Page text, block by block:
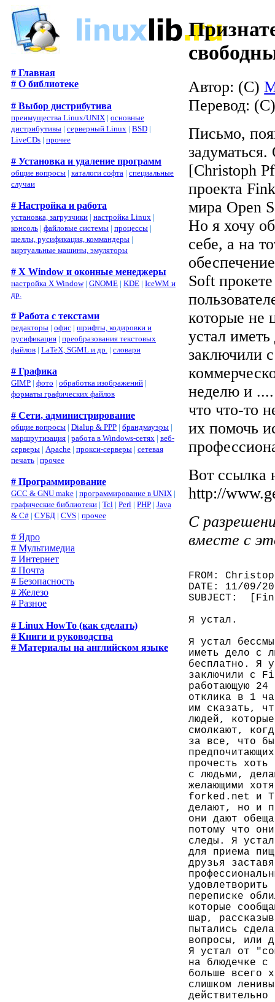
# Главная
# О библиотеке
# Выбор дистрибутива
преимущества Linux/UNIX | основные
дистрибутивы | серверный Linux | BSD |
LiveCDs | прочее
# Установка и удаление программ
общие вопросы | каталоги софта | специальные
случаи
# Настройка и работа
установка, загрузчики | настройка Linux |
консоль | файловые системы | процессы |
шеллы, русификация, коммандеры |
виртуальные машины, эмуляторы
# X Window и оконные менеджеры
настройка X Window| GNOME | KDE | IceWM и
др.
# Работа с текстами
редакторы | офис | шрифты, кодировки и
русификация | преобразования текстовых
файлов | LaTeX, SGML и др. | словари
# Графика
GIMP | фото | обработка изображений |
форматы графических файлов
# Сети, администрирование
общие вопросы | Dialup & PPP | брандмауэры |
маршрутизация | работа в Windows-сетях | веб-
серверы | Apache | прокси-серверы | сетевая
печать | прочее
# Программирование
GCC & GNU make | программирование в UNIX |
графические библиотеки | Tcl | Perl | PHP | Java
& C# | СУБД | CVS | прочее
# Ядро
# Мультимедиа
# Интернет
# Почта
# Безопасность
# Железо
# Разное
# Linux HowTo (как сделать)
# Книги и руководства
# Материалы на английском языке
Автор: (C)
Перевод:
Письмо,
[Christoph
проекта
мира Open
Но я хочу
себе, а на
Soft
которые не
устал
заключили
неделю и
что что-то
их помочь
Вот ссылка
http://
С
вместе с
FROM:
DATE: 11/09/
SUBJECT:
Я устал.
Я устал
иметь дело с
бесплатно. Я
заключили с
работающую
отклика в 1
им сказать,
людей,
смолкают,
за все, что
прочесть
с людьми,
желающими
forked.net и
делают, но и
они дают
потому что
следы. Я
для приема
друзья
переписке
которые
шар,
пытались
вопросы, или
Я устал от
на блюдечке с
больше всего
слишком